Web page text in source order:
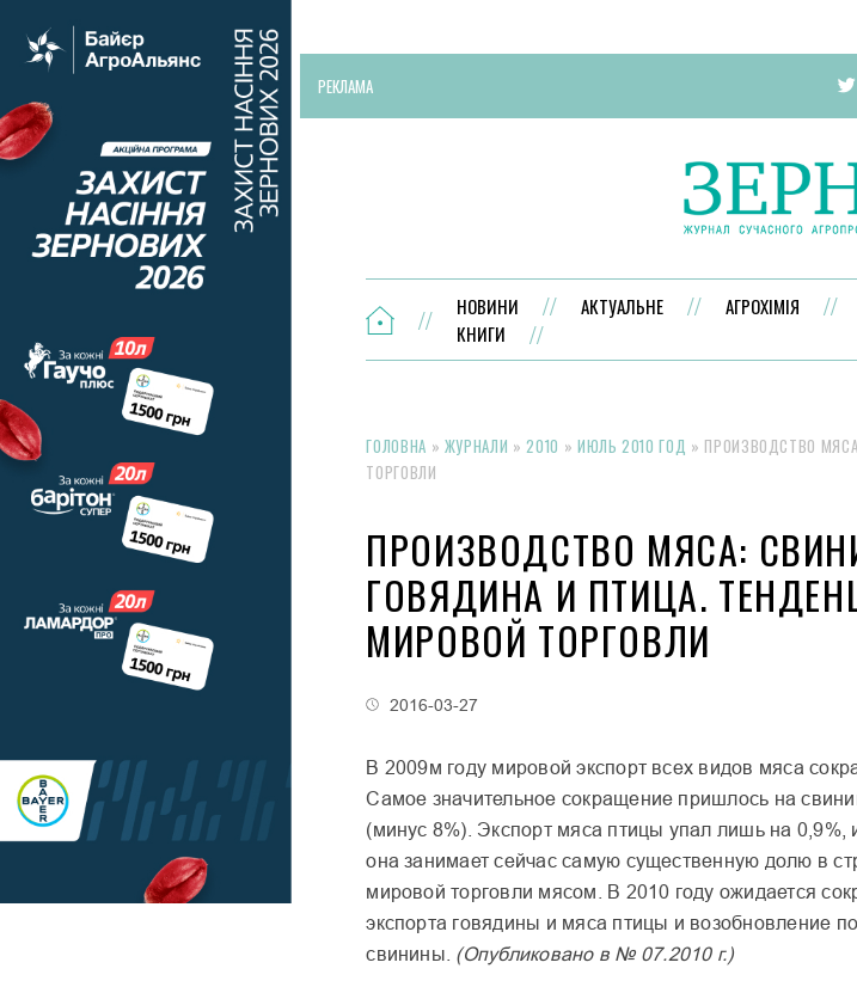
РЕКЛАМА
НОВИНИ АКТУАЛЬНЕ АГРОХІМІЯ
КНИГИ
ГОЛОВНА » ЖУРНАЛИ »2010 » ИЮЛЬ 2010 ГОД » ПРОИЗВОДСТВО
ТОРГОВЛИ
ПРОИЗВОДСТВО МЯСА:
ГОВЯДИНА И ПТИЦА.
МИРОВОЙ ТОРГОВЛИ
2016-03-27
В 2009м году мировой экспорт всех видов мяса
Самое значительное сокращение пришлось на
(минус 8%). Экспорт мяса птицы упал лишь на 0,9%,
она занимает сейчас самую существенную долю в
мировой торговли мясом. В 2010 году ожидается
экспорта говядины и мяса птицы и возобновление
свинины. (Опубликовано в № 07.2010 г.)